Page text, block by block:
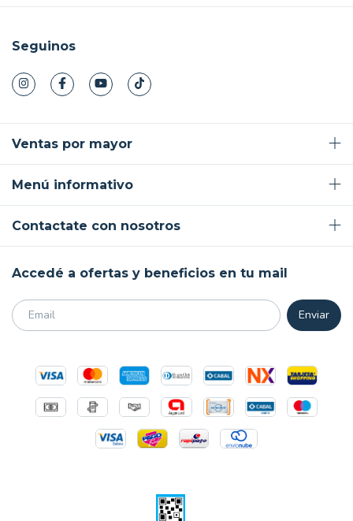
Seguinos
Ventas por mayor
Menú informativo
Contactate con nosotros
Accedé a ofertas y beneficios en tu mail